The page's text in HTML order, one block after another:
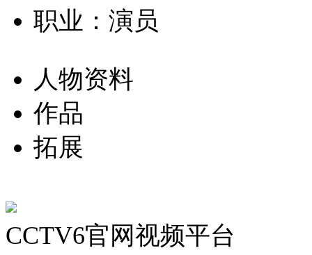
职业：演员
人物资料
作品
拓展
CCTV6官网视频平台